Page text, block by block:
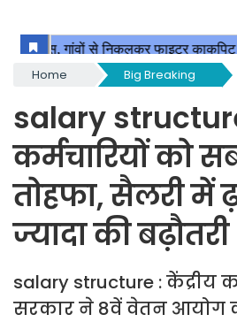
Home Big Breaking
salary
कर्मचारियों को
तोहफा, सैलरी में
ज्यादा की बढ़ौतरी
salary structure : केंद्रीय
सरकार ने 8वें वेतन आयोग